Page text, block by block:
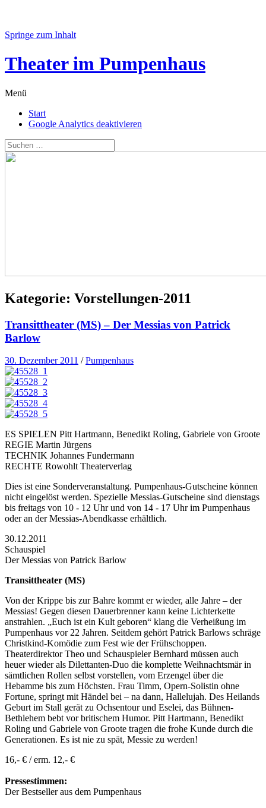
Springe zum Inhalt
Theater im Pumpenhaus
Menü
Start
Google Analytics deaktivieren
Kategorie: Vorstellungen-2011
Transittheater (MS) – Der Messias von Patrick
Barlow
30. Dezember 2011 /Pumpenhaus
ES SPIELEN Pitt Hartmann, Benedikt Roling, Gabriele von Groote
REGIE Martin Jürgens
TECHNIK Johannes Fundermann
RECHTE Rowohlt Theaterverlag
Dies ist eine Sonderveranstaltung. Pumpenhaus-Gutscheine können
nicht eingelöst werden. Spezielle Messias-Gutscheine sind dienstags
bis freitags von 10 - 12 Uhr und von 14 - 17 Uhr im Pumpenhaus
oder an der Messias-Abendkasse erhältlich.
30.12.2011
Schauspiel
Der Messias von Patrick Barlow
Transittheater (MS)
Von der Krippe bis zur Bahre kommt er wieder, alle Jahre – der
Messias! Gegen diesen Dauerbrenner kann keine Lichterkette
anstrahlen. „Euch ist ein Kult geboren“ klang die Verheißung im
Pumpenhaus vor 22 Jahren. Seitdem gehört Patrick Barlows schräge
Christkind-Komödie zum Fest wie der Frühschoppen.
Theaterdirektor Theo und Schauspieler Bernhard müssen auch
heuer wieder als Dilettanten-Duo die komplette Weihnachtsmär in
sämtlichen Rollen selbst vorstellen, vom Erzengel über die
Hebamme bis zum Höchsten. Frau Timm, Opern-Solistin ohne
Fortune, springt mit Händel bei – na dann, Hallelujah. Des Heilands
Geburt im Stall gerät zu Ochsentour und Eselei, das Bühnen-
Bethlehem bebt vor britischem Humor. Pitt Hartmann, Benedikt
Roling und Gabriele von Groote tragen die frohe Kunde durch die
Generationen. Es ist nie zu spät, Messie zu werden!
16,- € / erm. 12,- €
Pressestimmen:
Der Bestseller aus dem Pumpenhaus